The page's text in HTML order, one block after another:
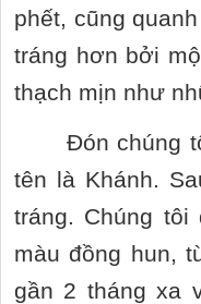
phết, cũng
tráng hơn bởi
thạch mịn như
Đón chúng
tên là Khánh.
tráng. Chúng
màu đồng hun,
gần 2 tháng xa